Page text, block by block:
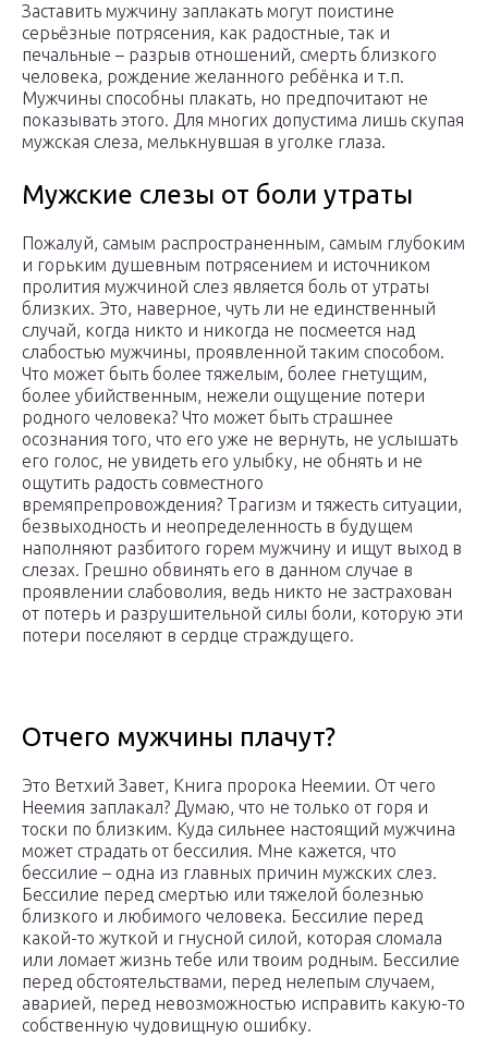
Заставить мужчину заплакать могут поистине
серьёзные потрясения, как радостные, так и
печальные – разрыв отношений, смерть близкого
человека, рождение желанного ребёнка и т.п.
Мужчины способны плакать, но предпочитают не
показывать этого. Для многих допустима лишь скупая
мужская слеза, мелькнувшая в уголке глаза.
Мужские слезы от боли утраты
Пожалуй, самым распространенным, самым глубоким
и горьким душевным потрясением и источником
пролития мужчиной слез является боль от утраты
близких. Это, наверное, чуть ли не единственный
случай, когда никто и никогда не посмеется над
слабостью мужчины, проявленной таким способом.
Что может быть более тяжелым, более гнетущим,
более убийственным, нежели ощущение потери
родного человека? Что может быть страшнее
осознания того, что его уже не вернуть, не услышать
его голос, не увидеть его улыбку, не обнять и не
ощутить радость совместного
времяпрепровождения? Трагизм и тяжесть ситуации,
безвыходность и неопределенность в будущем
наполняют разбитого горем мужчину и ищут выход в
слезах. Грешно обвинять его в данном случае в
проявлении слабоволия, ведь никто не застрахован
от потерь и разрушительной силы боли, которую эти
потери поселяют в сердце страждущего.
Отчего мужчины плачут?
Это Ветхий Завет, Книга пророка Неемии. От чего
Неемия заплакал? Думаю, что не только от горя и
тоски по близким. Куда сильнее настоящий мужчина
может страдать от бессилия. Мне кажется, что
бессилие – одна из главных причин мужских слез.
Бессилие перед смертью или тяжелой болезнью
близкого и любимого человека. Бессилие перед
какой-то жуткой и гнусной силой, которая сломала
или ломает жизнь тебе или твоим родным. Бессилие
перед обстоятельствами, перед нелепым случаем,
аварией, перед невозможностью исправить какую-то
собственную чудовищную ошибку.